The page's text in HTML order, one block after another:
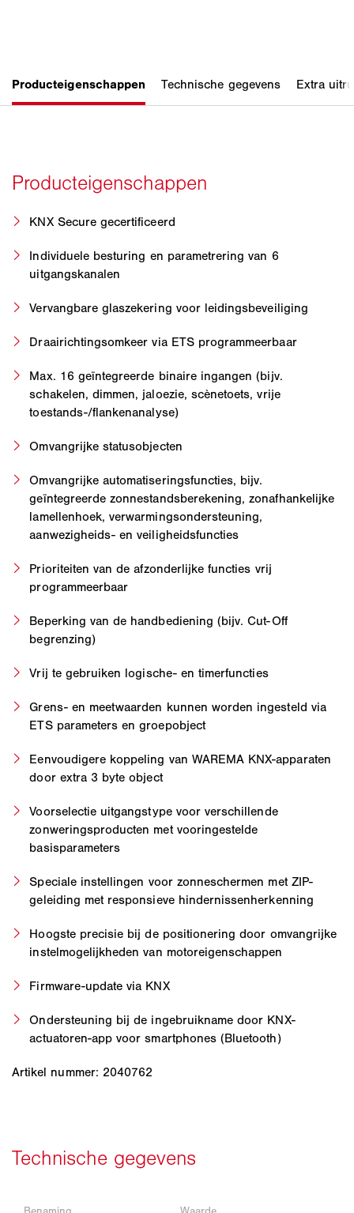
KNX Secure gecertificeerd
Individuele besturing en parametrering van 6
uitgangskanalen
Vervangbare glaszekering voor leidingsbeveiliging
Draairichtingsomkeer via ETS programmeerbaar
Max. 16 geïntegreerde binaire ingangen (bijv.
schakelen, dimmen, jaloezie, scènetoets, vrije
toestands-/flankenanalyse)
Omvangrijke statusobjecten
Omvangrijke automatiseringsfuncties, bijv.
geïntegreerde zonnestandsberekening, zonafhankelijke
lamellenhoek, verwarmingsondersteuning,
aanwezigheids- en veiligheidsfuncties
Prioriteiten van de afzonderlijke functies vrij
programmeerbaar
Beperking van de handbediening (bijv. Cut-Off
begrenzing)
Vrij te gebruiken logische- en timerfuncties
Grens- en meetwaarden kunnen worden ingesteld via
ETS parameters en groepobject
Eenvoudigere koppeling van WAREMA KNX-apparaten
door extra 3 byte object
Voorselectie uitgangstype voor verschillende
zonweringsproducten met vooringestelde
basisparameters
Speciale instellingen voor zonneschermen met ZIP-
geleiding met responsieve hindernissenherkenning
Hoogste precisie bij de positionering door omvangrijke
instelmogelijkheden van motoreigenschappen
Firmware-update via KNX
Ondersteuning bij de ingebruikname door KNX-
actuatoren-app voor smartphones (Bluetooth)
Artikel nummer: 2040762